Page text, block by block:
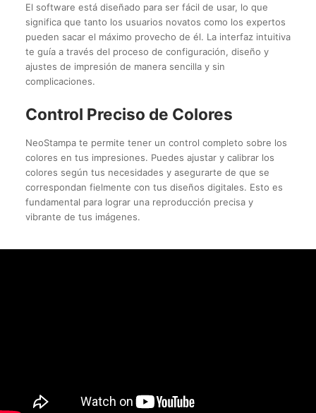
El software está diseñado para ser fácil de usar, lo que
significa que tanto los usuarios novatos como los expertos
pueden sacar el máximo provecho de él. La interfaz intuitiva
te guía a través del proceso de configuración, diseño y
ajustes de impresión de manera sencilla y sin
complicaciones.
Control Preciso de Colores
NeoStampa te permite tener un control completo sobre los
colores en tus impresiones. Puedes ajustar y calibrar los
colores según tus necesidades y asegurarte de que se
correspondan fielmente con tus diseños digitales. Esto es
fundamental para lograr una reproducción precisa y
vibrante de tus imágenes.